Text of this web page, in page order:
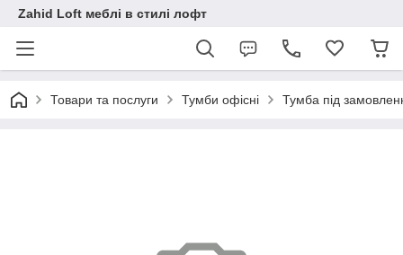
Zahid Loft меблі в стилі лофт
Товари та послуги Тумби офісні Тумба під